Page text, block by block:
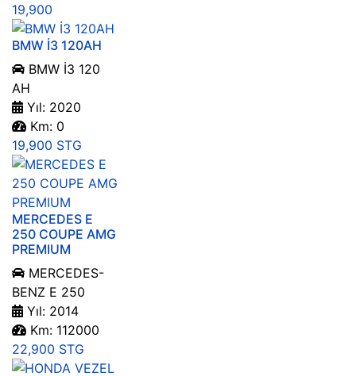
19,900
BMW İ3 120AH
BMW İ3 120
AH
Yıl: 2020
Km: 0
19,900 STG
MERCEDES E
250 COUPE AMG
PREMIUM
MERCEDES-
BENZ E 250
Yıl: 2014
Km: 112000
22,900 STG